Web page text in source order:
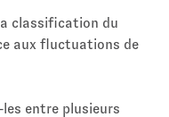
classification du
aux fluctuations de
entre plusieurs